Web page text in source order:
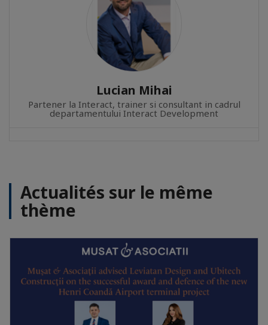
Lucian Mihai
Partener la Interact, trainer si consultant in cadrul
departamentului Interact Development
Actualités sur le même
thème